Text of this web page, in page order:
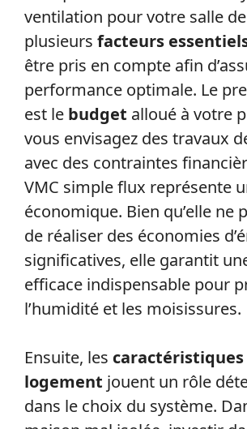
ventilation pour votre salle
plusieurs facteurs
être pris en compte afin
performance optimale. Le
est le budget alloué à votre
vous envisagez des travaux
avec des contraintes
VMC simple flux représente
économique. Bien qu’elle ne
de réaliser des économies
significatives, elle garantit
efficace indispensable pour
l’humidité et les moisissures.
Ensuite, les
logement jouent un rôle
dans le choix du système.